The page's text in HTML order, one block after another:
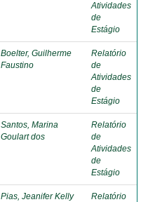
Atividades
de
Estágio
Boelter, Guilherme
Faustino
Relatório
de
Atividades
de
Estágio
Santos, Marina
Goulart dos
Relatório
de
Atividades
de
Estágio
Pias, Jeanifer Kelly
Relatório